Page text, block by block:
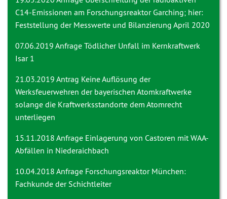
C14-Emissionen am Forschungsreaktor Garching; hier:
Feststellung der Messwerte und Bilanzierung April 2020
07.06.2019 Anfrage Tödlicher Unfall im Kernkraftwerk
Isar 1
21.03.2019 Antrag Keine Auflösung der
Werksfeuerwehren der bayerischen Atomkraftwerke
solange die Kraftwerksstandorte dem Atomrecht
unterliegen
15.11.2018 Anfrage Einlagerung von Castoren mit WAA-
Abfällen in Niederaichbach
10.04.2018 Anfrage Forschungsreaktor München:
Fachkunde der Schichtleiter